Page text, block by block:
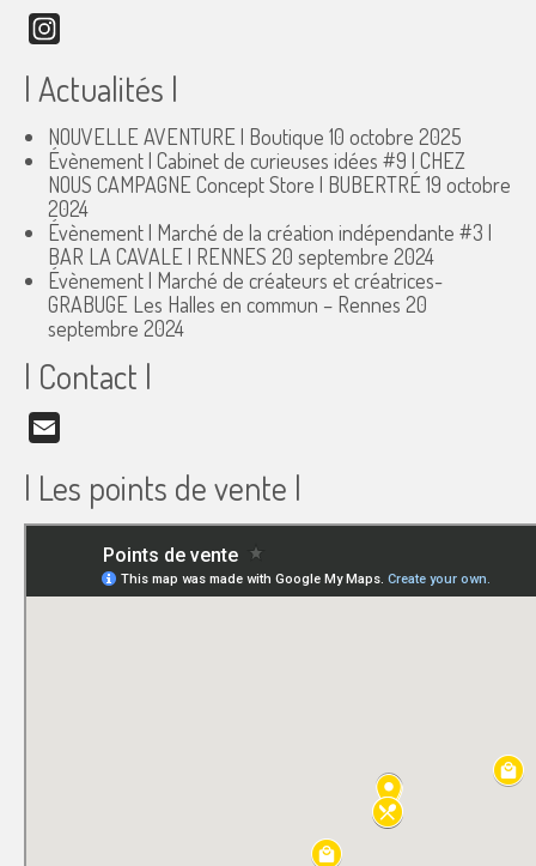
| Actualités |
NOUVELLE AVENTURE | Boutique 10 octobre 2025
Évènement | Cabinet de curieuses idées #9 | CHEZ
NOUS CAMPAGNE Concept Store | BUBERTRÉ 19 octobre
2024
Évènement | Marché de la création indépendante #3 |
BAR LA CAVALE | RENNES 20 septembre 2024
Évènement | Marché de créateurs et créatrices-
GRABUGE Les Halles en commun – Rennes 20
septembre 2024
| Contact |
| Les points de vente |